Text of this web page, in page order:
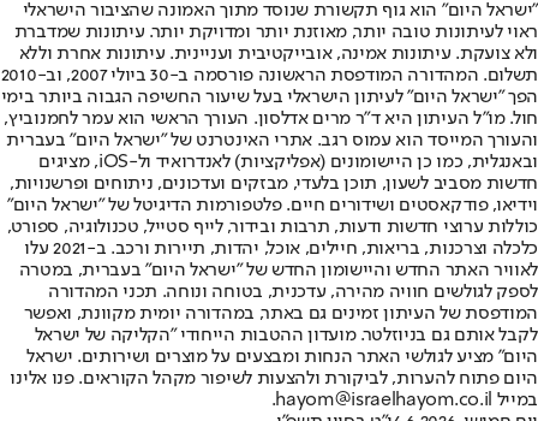
"ישראל היום" הוא גוף תקשורת שנוסד מתוך האמונה שהציבור הישראלי
ראוי לעיתונות טובה יותר, מאוזנת יותר ומדויקת יותר. עיתונות שמדברת
ולא צועקת. עיתונות אמינה, אובייקטיבית ועניינית. עיתונות אחרת וללא
תשלום. המהדורה המודפסת הראשונה פורסמה ב-30 ביולי 2007, וב-2010
הפך "ישראל היום" לעיתון הישראלי בעל שיעור החשיפה הגבוה ביותר בימי
חול. מו"ל העיתון היא ד"ר מרים אדלסון. העורך הראשי הוא עמר לחמנוביץ,
והעורך המייסד הוא עמוס רגב. אתרי האינטרנט של "ישראל היום" בעברית
ובאנגלית, כמו כן היישומונים (אפליקציות) לאנדרואיד ול-iOS, מציגים
חדשות מסביב לשעון, תוכן בלעדי, מבזקים ועדכונים, ניתוחים ופרשנויות,
וידיאו, פודקאסטים ושידורים חיים. פלטפורמות הדיגיטל של "ישראל היום"
כוללות ערוצי חדשות ודעות, תרבות ובידור, לייף סטייל, טכנולוגיה, ספורט,
כלכלה וצרכנות, בריאות, חיילים, אוכל, יהדות, תיירות ורכב. ב-2021 עלו
לאוויר האתר החדש והיישומון החדש של "ישראל היום" בעברית, במטרה
לספק לגולשים חוויה מהירה, עדכנית, בטוחה ונוחה. תכני המהדורה
המודפסת של העיתון זמינים גם באתר, במהדורה יומית מקוונת, ואפשר
לקבל אותם גם בניוזלטר. מועדון ההטבות הייחודי "הקליקה של ישראל
היום" מציע לגולשי האתר הנחות ומבצעים על מוצרים ושירותים. ישראל
היום פתוח להערות, לביקורת ולהצעות לשיפור מקהל הקוראים. פנו אלינו
במייל hayom@israelhayom.co.il.